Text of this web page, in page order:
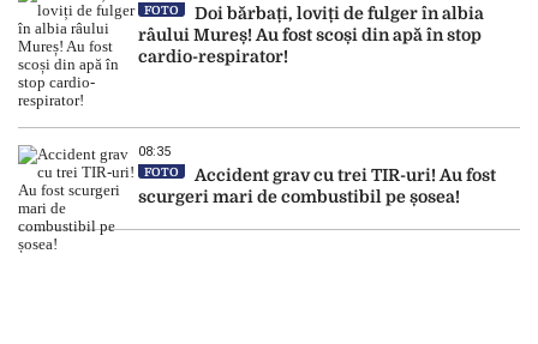
FOTO
Doi bărbați, loviți de fulger în albia
râului Mureș! Au fost scoși din apă în stop
cardio-respirator!
08:35
FOTO
Accident grav cu trei TIR-uri! Au fost
scurgeri mari de combustibil pe șosea!